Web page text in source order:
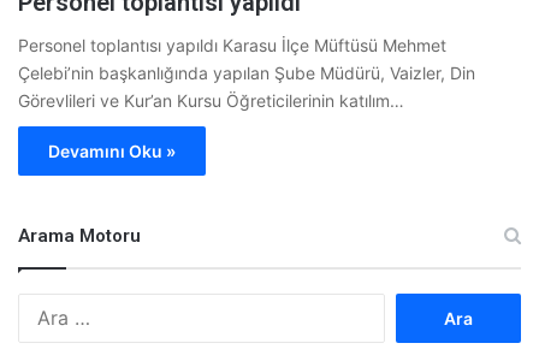
Personel toplantısı yapıldı Karasu İlçe Müftüsü Mehmet
Çelebi’nin başkanlığında yapılan Şube Müdürü, Vaizler, Din
Görevlileri ve Kur’an Kursu Öğreticilerinin katılım…
Devamını Oku »
Arama Motoru